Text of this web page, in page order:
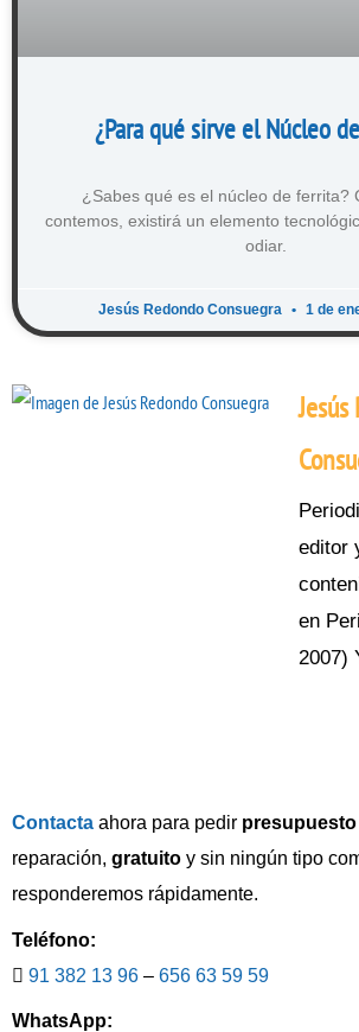
¿Para qué sirve el Núcleo
¿Sabes qué es el núcleo de ferrita?
contemos, existirá un elemento
odiar.
Jesús Redondo Consuegra 1 de
editor
en
2007)
Contacta ahora para pedir presupuesto
reparación, gratuito y sin ningún tipo
responderemos rápidamente.
Teléfono:
91 382 13 96 – 656 63 59 59
WhatsApp: